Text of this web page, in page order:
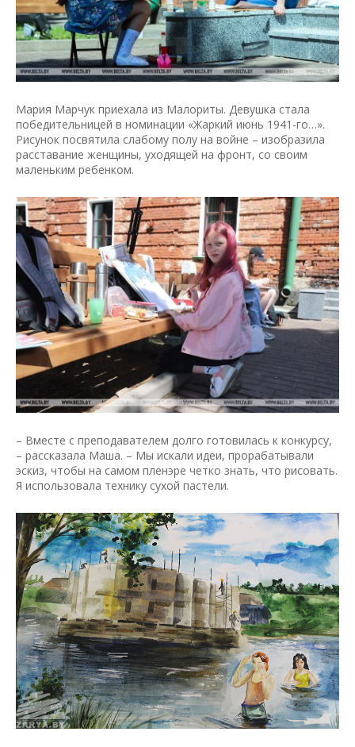
Мария Марчук приехала из Малориты. Девушка стала
победительницей в номинации «Жаркий июнь 1941-го…».
Рисунок посвятила слабому полу на войне – изобразила
расставание женщины, уходящей на фронт, со своим
маленьким ребенком.
– Вместе с преподавателем долго готовилась к конкурсу,
– рассказала Маша. – Мы искали идеи, прорабатывали
эскиз, чтобы на самом пленэре четко знать, что рисовать.
Я использовала технику сухой пастели.